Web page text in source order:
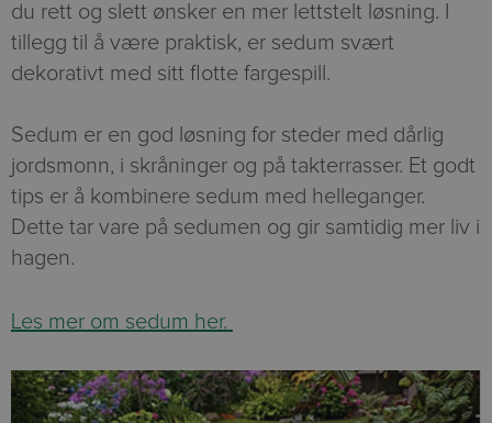
du rett og slett ønsker en mer lettstelt løsning. I
tillegg til å være praktisk, er sedum svært
dekorativt med sitt flotte fargespill.
Sedum er en god løsning for steder med dårlig
jordsmonn, i skråninger og på takterrasser. Et godt
tips er å kombinere sedum med helleganger.
Dette tar vare på sedumen og gir samtidig mer liv i
hagen.
Les mer om sedum her.